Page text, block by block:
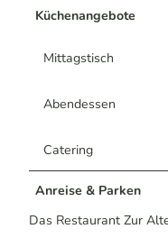
Küchenangebote
Mittagstisch
Abendessen
Catering
Anreise & Parken
Das Restaurant Zur